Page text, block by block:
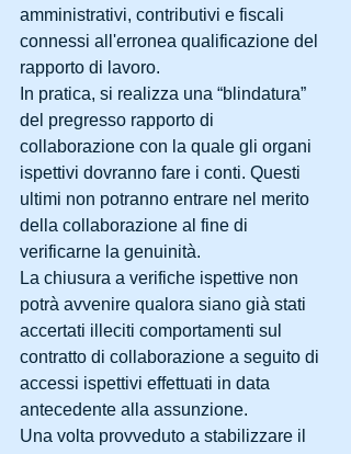
amministrativi, contributivi e fiscali
connessi all'erronea qualificazione del
rapporto di lavoro.
In pratica, si realizza una “blindatura”
del pregresso rapporto di
collaborazione con la quale gli organi
ispettivi dovranno fare i conti. Questi
ultimi non potranno entrare nel merito
della collaborazione al fine di
verificarne la genuinità.
La chiusura a verifiche ispettive non
potrà avvenire qualora siano già stati
accertati illeciti comportamenti sul
contratto di collaborazione a seguito di
accessi ispettivi effettuati in data
antecedente alla assunzione.
Una volta provveduto a stabilizzare il